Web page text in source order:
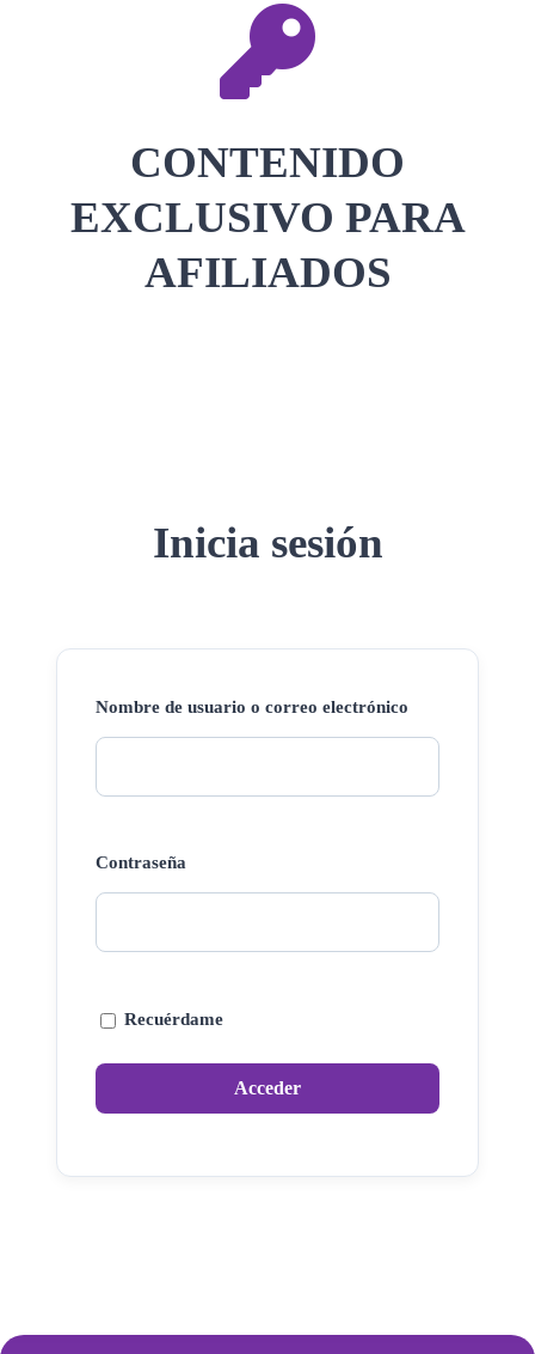
CONTENIDO
EXCLUSIVO PARA
AFILIADOS
Inicia sesión
Nombre de usuario o correo electrónico
Contraseña
Recuérdame